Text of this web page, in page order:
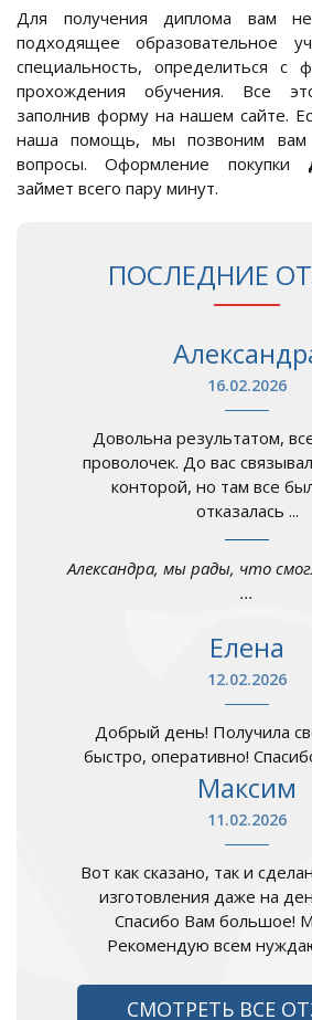
Для получения диплома вам
подходящее образовательное
специальность, определиться с
прохождения обучения. Все
заполнив форму на нашем сайте.
наша помощь, мы позвоним
вопросы. Оформление покупки
займет всего пару минут.
ПОСЛЕДНИЕ
16.02.2026
Довольна результатом,
проволочек. До вас
конторой, но там все
отказалась ...
Александра, мы рады, что
...
Елена
12.02.2026
Добрый день! Получила
быстро, оперативно!
Максим
11.02.2026
Вот как сказано, так и
изготовления даже на
Спасибо Вам большое!
Рекомендую всем
СМОТРЕТЬ ВСЕ